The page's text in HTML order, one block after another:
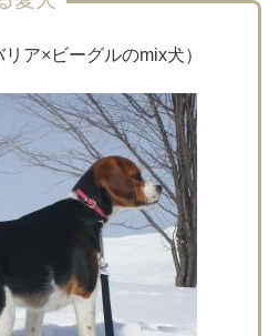
ア×ビーグルのmix犬）